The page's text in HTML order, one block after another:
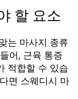
할 요소
는 마사지 종류
어, 근육 통증
적합할 수 있습
면 스웨디시 마